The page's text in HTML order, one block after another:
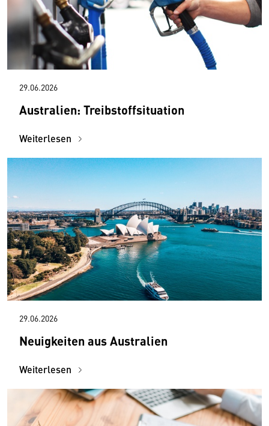
29.06.2026
Australien: Treibstoffsituation
Weiterlesen
29.06.2026
Neuigkeiten aus Australien
Weiterlesen